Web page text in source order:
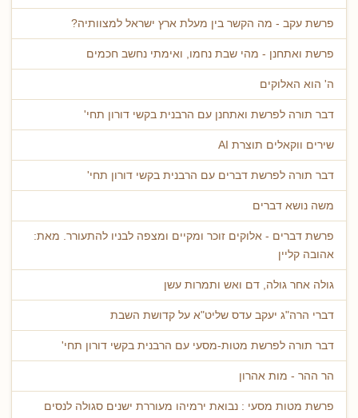
פרשת עקב - מה הקשר בין מעלת ארץ ישראל למצוותיה?
פרשת ואתחנן - מהי שבת נחמו, ואימתי נחשב חכמים
ה' הוא האלוקים
דבר תורה לפרשת ואתחנן עם הרבנית בקשי דורון תחי'
שירים ווקאלים תוצרת AI
דבר תורה לפרשת דברים עם הרבנית בקשי דורון תחי'
משה נושא דברים
פרשת דברים - אלוקים זוכר ומקיים ומצפה לבניו להתעורר. מאת:
אהובה קליין
גולה אחר גולה, דם ואש ותמרות עשן
דברי הרה"ג יעקב עדס שליט"א על קדושת השבת
דבר תורה לפרשת מטות-מסעי עם הרבנית בקשי דורון תחי'
הר ההר - מות אהרון
פרשת מטות מסעי : נבואת ירמיהו מעוררת ישנים סגולה לנסים